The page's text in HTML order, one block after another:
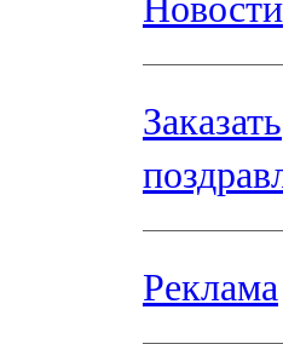
Заказать
Реклама